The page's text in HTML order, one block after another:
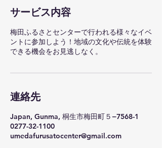
サービス内容
梅田ふるさとセンターで行われる様々なイベ
ントに参加しよう！地域の文化や伝統を体験
できる機会をお見逃しなく。
連絡先
Japan, Gunma, 桐生市梅田町５−7568-1
0277-32-1100
umedafurusatocenter@gmail.com